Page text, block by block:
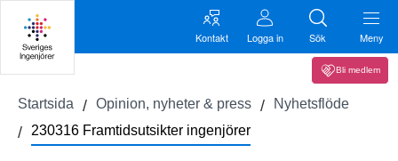
Kontakt Logga in Sök Meny
Bli medlem
Startsida Opinion, nyheter & press
Nyhetsflöde
230316 Framtidsutsikter ingenjörer